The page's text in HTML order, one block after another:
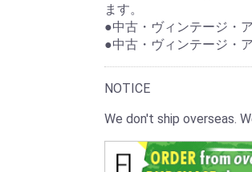
ます。
●中古・ヴィンテージ・
●中古・ヴィンテージ・
NOTICE
We don't ship overseas.